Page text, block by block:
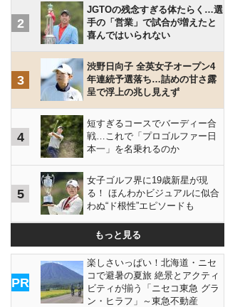
2
JGTOの残念すぎる体たらく…選
手の「営業」で試合が増えたと
喜んではいられない
3
渋野日向子 全英女子オープン4
年連続予選落ち…詰めの甘さ露
呈で浮上の兆し見えず
4
短すぎるコースでバーディー合
戦…これで「プロゴルファー日
本一」を名乗れるのか
5
女子ゴルフ界に19歳新星が現
る！ ほんわかビジュアルに似合
わぬ“ド根性”エピソードも
もっと見る
PR
楽しさいっぱい！北海道・ニセ
コで避暑の夏旅 絶景とアクティ
ビティが揃う「ニセコ東急 グラ
ン・ヒラフ」～東急不動産